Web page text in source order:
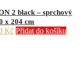
2 black – sprchový
x 204 cm
KčAktuální
Přidat do košíku